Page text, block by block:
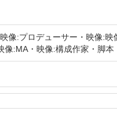
像:プロデューサー・映像:
:MA・映像:構成作家・脚